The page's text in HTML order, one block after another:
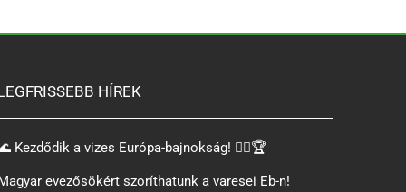
HÍREK
Kezdődik a vizes Európa-bajnokság! 🏊‍♂️🏆
evezősökért szoríthatunk a varesei Eb-n!